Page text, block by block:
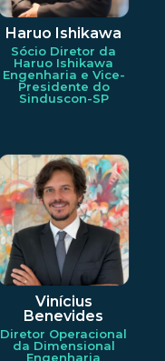
Haruo Ishikawa
Sócio Diretor da
Haruo Ishikawa
Engenharia e Vice-
Presidente do
Sinduscon-SP
Vinícius
Benevides
Diretor Operacional
da Dimensional
Engenharia